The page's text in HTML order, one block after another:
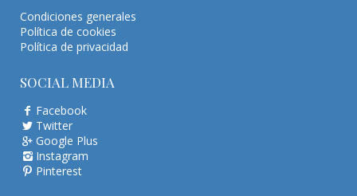
Condiciones generales
Política de cookies
Política de privacidad
SOCIAL MEDIA
Facebook
Twitter
Google Plus
Instagram
Pinterest